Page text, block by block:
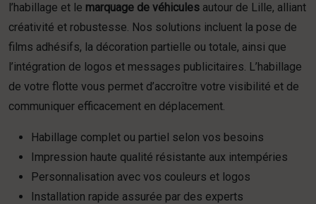
l’habillage et le marquage de véhicules autour de Lille, alliant
créativité et robustesse. Nos solutions incluent la pose de
films adhésifs, la décoration partielle ou totale, ainsi que
l’intégration de logos et messages publicitaires. L’habillage
de votre flotte vous permet d’accroître votre visibilité et de
communiquer efficacement en déplacement.
Habillage complet ou partiel selon vos besoins
Impression haute qualité résistante aux intempéries
Personnalisation avec vos couleurs et logos
Installation rapide assurée par des experts